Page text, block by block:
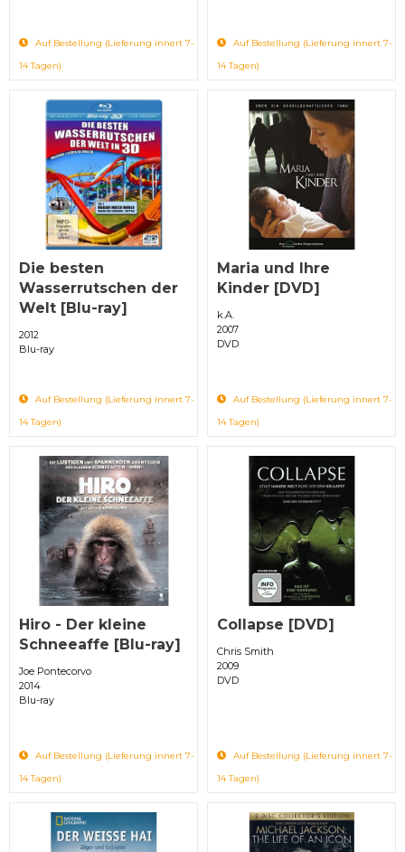
Auf Bestellung (Lieferung innert 7-
14 Tagen)
Auf Bestellung (Lieferung innert 7-
14 Tagen)
Die besten
Wasserrutschen der
Welt [Blu-ray]
2012
Blu-ray
Auf Bestellung (Lieferung innert 7-
14 Tagen)
Maria und Ihre
Kinder [DVD]
k.A.
2007
DVD
Auf Bestellung (Lieferung innert 7-
14 Tagen)
Hiro - Der kleine
Schneeaffe [Blu-ray]
Joe Pontecorvo
2014
Blu-ray
Auf Bestellung (Lieferung innert 7-
14 Tagen)
Collapse [DVD]
Chris Smith
2009
DVD
Auf Bestellung (Lieferung innert 7-
14 Tagen)